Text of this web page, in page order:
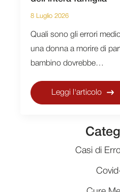
8 Luglio 2026
Quali sono gli errori
una donna a morire di
bambino dovrebbe…
Leggi l'articolo
Casi di